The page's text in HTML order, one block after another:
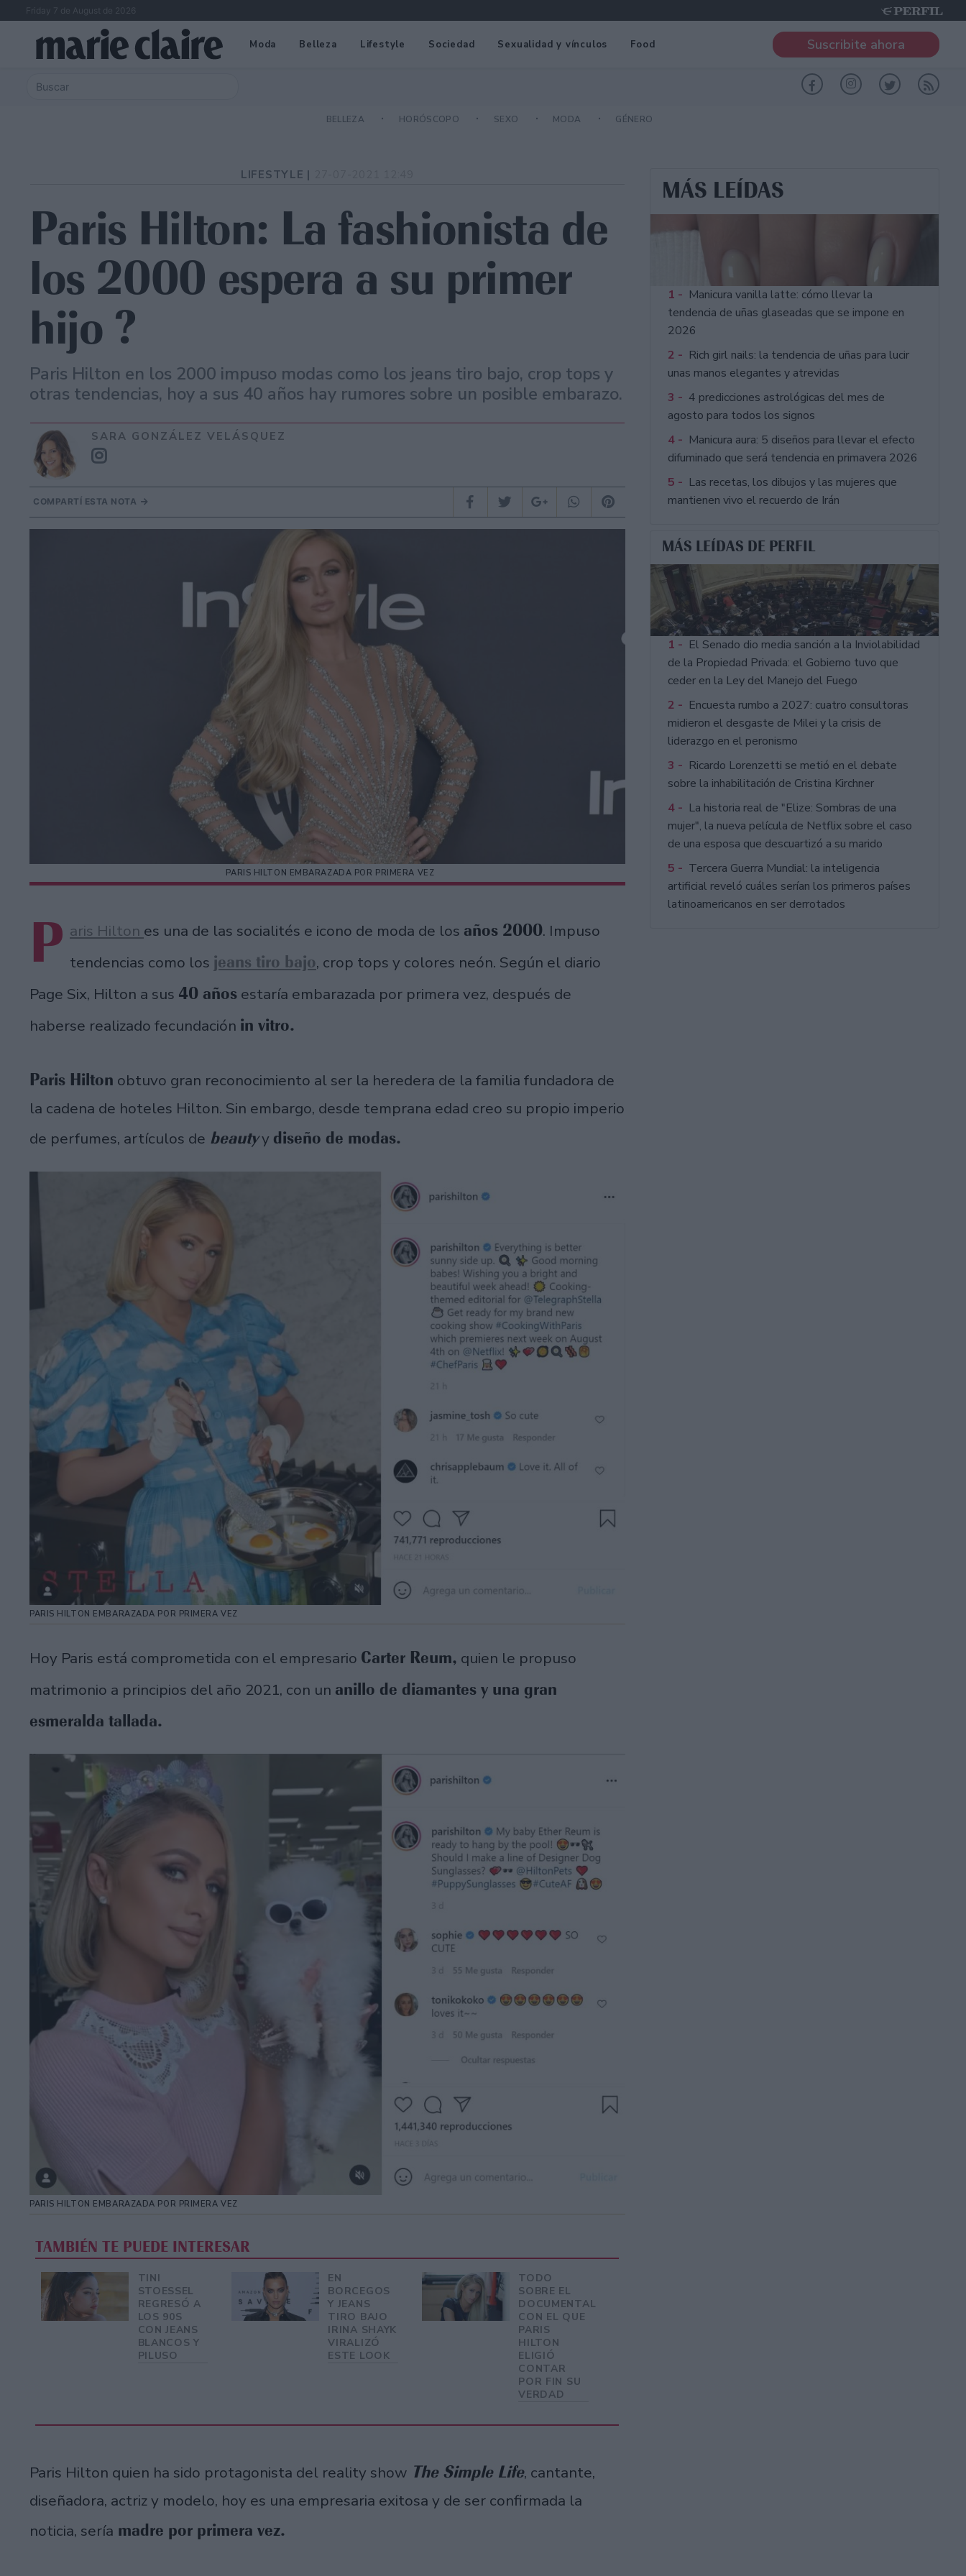
Friday 7 de August de 2026
Moda Belleza Lifestyle Sociedad Sexualidad y vínculos Food Suscribite ahora
BELLEZA HORÓSCOPO SEXO MODA GÉNERO
LIFESTYLE |
Paris Hilton: La fashionista de
los 2000 espera a su primer
hijo ?
Paris Hilton en los 2000 impuso modas como los jeans tiro bajo, crop tops y
otras tendencias, hoy a sus 40 años hay rumores sobre un posible embarazo.
SARA GONZÁLEZ VELÁSQUEZ
COMPARTÍ ESTA NOTA
PARIS HILTON EMBARAZADA POR PRIMERA VEZ
P aris Hilton es una de las socialités e icono de moda de los años 2000. Impuso
tendencias como los jeans tiro bajo, crop tops y colores neón. Según el diario
Page Six, Hilton a sus 40 años estaría embarazada por primera vez, después de
haberse realizado fecundación in vitro.
Paris Hilton obtuvo gran reconocimiento al ser la heredera de la familia fundadora de
la cadena de hoteles Hilton. Sin embargo, desde temprana edad creo su propio imperio
de perfumes, artículos de beautyy diseño de modas.
PARIS HILTON EMBARAZADA POR PRIMERA VEZ
Hoy Paris está comprometida con el empresario Carter Reum, quien le propuso
matrimonio a principios del año 2021, con un anillo de diamantes y una gran
esmeralda tallada.
PARIS HILTON EMBARAZADA POR PRIMERA VEZ
TAMBIÉN TE PUEDE INTERESAR
TINI
STOESSEL
REGRESÓ A
LOS 90S
CON JEANS
BLANCOS Y
PILUSO
EN
BORCEGOS
Y JEANS
TIRO BAJO
IRINA SHAYK
VIRALIZÓ
ESTE LOOK
TODO
SOBRE EL
DOCUMENTAL
CON EL QUE
PARIS
HILTON
ELIGIÓ
CONTAR
POR FIN SU
VERDAD
Paris Hilton quien ha sido protagonista del reality show The Simple Life, cantante,
diseñadora, actriz y modelo, hoy es una empresaria exitosa y de ser confirmada la
noticia, sería madre por primera vez.
MÁS LEÍDAS
1 - Manicura vanilla latte: cómo llevar la
tendencia de uñas glaseadas que se impone en
2026
2 - Rich girl nails: la tendencia de uñas para lucir
unas manos elegantes y atrevidas
3 - 4 predicciones astrológicas del mes de
agosto para todos los signos
4 - Manicura aura: 5 diseños para llevar el efecto
difuminado que será tendencia en primavera 2026
5 - Las recetas, los dibujos y las mujeres que
mantienen vivo el recuerdo de Irán
MÁS LEÍDAS DE PERFIL
1 - El Senado dio media sanción a la Inviolabilidad
de la Propiedad Privada: el Gobierno tuvo que
ceder en la Ley del Manejo del Fuego
2 - Encuesta rumbo a 2027: cuatro consultoras
midieron el desgaste de Milei y la crisis de
liderazgo en el peronismo
3 - Ricardo Lorenzetti se metió en el debate
sobre la inhabilitación de Cristina Kirchner
4 - La historia real de "Elize: Sombras de una
mujer", la nueva película de Netflix sobre el caso
de una esposa que descuartizó a su marido
5 - Tercera Guerra Mundial: la inteligencia
artificial reveló cuáles serían los primeros países
latinoamericanos en ser derrotados